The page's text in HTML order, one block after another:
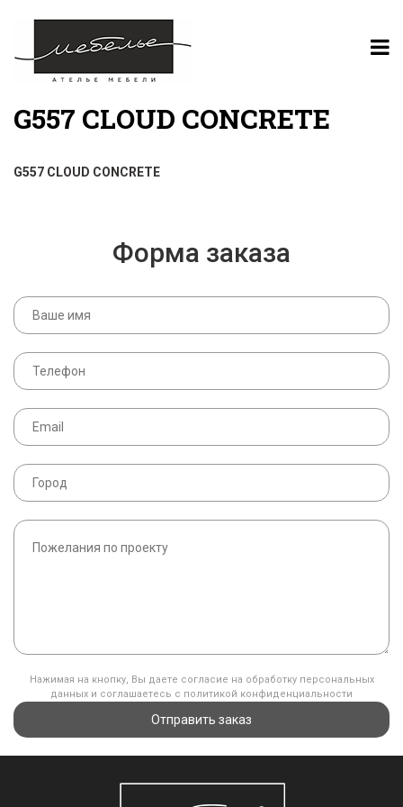
G557 CLOUD CONCRETE
G557 CLOUD CONCRETE
Форма заказа
Нажимая на кнопку, Вы даете согласие на обработку персональных
данных и соглашаетесь с политикой конфиденциальности
Отправить заказ